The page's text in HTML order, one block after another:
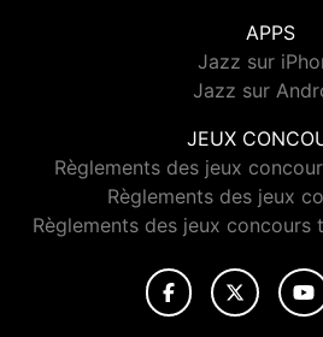
APPS
Jazz sur
Jazz sur
JEUX
Règlements des jeux
Règlements des jeux
Règlements des jeux concours